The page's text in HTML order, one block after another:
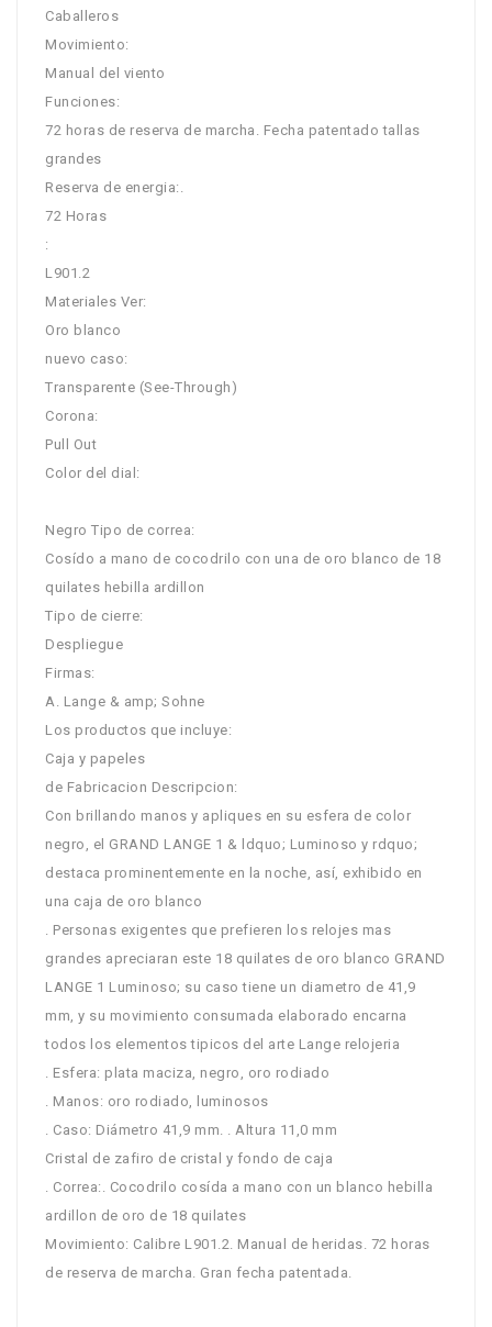
Caballeros
Movimiento:
Manual del viento
Funciones:
72 horas de reserva de marcha. Fecha patentado tallas
grandes
Reserva de energia:.
72 Horas
:
L901.2
Materiales Ver:
Oro blanco
nuevo caso:
Transparente (See-Through)
Corona:
Pull Out
Color del dial:
Negro Tipo de correa:
Cosído a mano de cocodrilo con una de oro blanco de 18
quilates hebilla ardillon
Tipo de cierre:
Despliegue
Firmas:
A. Lange & amp; Sohne
Los productos que incluye:
Caja y papeles
de Fabricacion Descripcion:
Con brillando manos y apliques en su esfera de color
negro, el GRAND LANGE 1 & ldquo; Luminoso y rdquo;
destaca prominentemente en la noche, así, exhibido en
una caja de oro blanco
. Personas exigentes que prefieren los relojes mas
grandes apreciaran este 18 quilates de oro blanco GRAND
LANGE 1 Luminoso; su caso tiene un diametro de 41,9
mm, y su movimiento consumada elaborado encarna
todos los elementos tipicos del arte Lange relojeria
. Esfera: plata maciza, negro, oro rodiado
. Manos: oro rodiado, luminosos
. Caso: Diámetro 41,9 mm. . Altura 11,0 mm
Cristal de zafiro de cristal y fondo de caja
. Correa:. Cocodrilo cosída a mano con un blanco hebilla
ardillon de oro de 18 quilates
Movimiento: Calibre L901.2. Manual de heridas. 72 horas
de reserva de marcha. Gran fecha patentada.